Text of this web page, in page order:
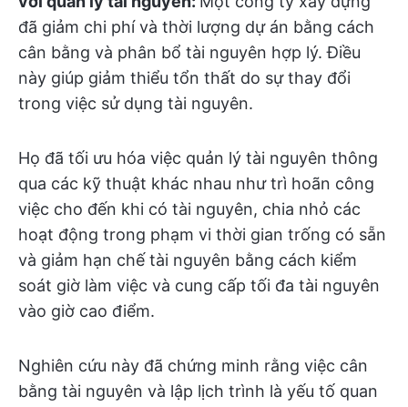
đã giảm chi phí và thời lượng dự án bằng cách
cân bằng và phân bổ tài nguyên hợp lý. Điều
này giúp giảm thiểu tổn thất do sự thay đổi
trong việc sử dụng tài nguyên.
Họ đã tối ưu hóa việc quản lý tài nguyên thông
qua các kỹ thuật khác nhau như trì hoãn công
việc cho đến khi có tài nguyên, chia nhỏ các
hoạt động trong phạm vi thời gian trống có sẵn
và giảm hạn chế tài nguyên bằng cách kiểm
soát giờ làm việc và cung cấp tối đa tài nguyên
vào giờ cao điểm.
Nghiên cứu này đã chứng minh rằng việc cân
bằng tài nguyên và lập lịch trình là yếu tố quan